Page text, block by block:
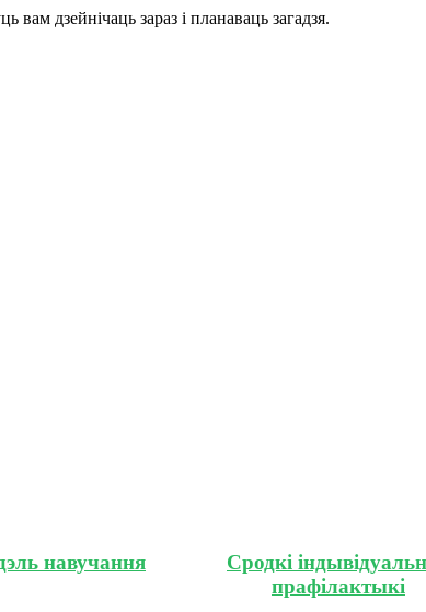
вам дзейнічаць зараз і планаваць загадзя.
навучання
Сродкі
прафілактыкі